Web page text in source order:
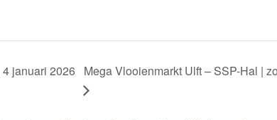
januari 2026 Mega Vlooienmarkt Ulft – SSP-Hal |